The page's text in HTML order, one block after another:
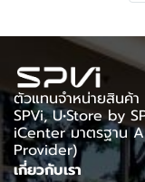
ตัวแทนจำหน่ายสินค้
SPVi, U•Store by
iCenter มาตรฐาน
Provider)
เกี่ยวกับเรา